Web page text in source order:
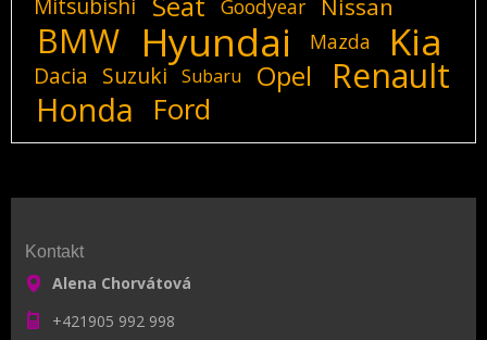
Mitsubishi Goodyear Nissan
BMW Hyundai Mazda Kia
Dacia Suzuki Subaru Opel Renault
Honda Ford
Kontakt
Alena Chorvátová
+421905 992 998